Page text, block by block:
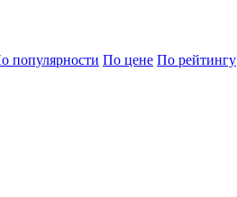
популярности По цене По рейтингу